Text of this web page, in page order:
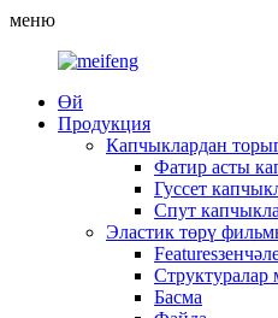
меню
Өй
Продукция
Капчыклардан
Фатир асты
Гуссет
Спут
Эластик төрү
Структуралар
Басма